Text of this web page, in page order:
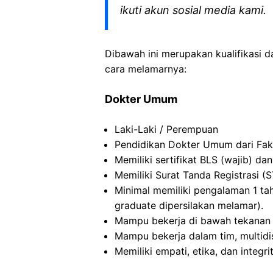
ikuti akun sosial media kami.
Dibawah ini merupakan kualifikasi
cara melamarnya:
Dokter Umum
Laki-Laki / Perempuan
Pendidikan Dokter Umum dari
Memiliki sertifikat BLS (wajib)
Memiliki Surat Tanda Registrasi
Minimal memiliki pengalaman 1
graduate dipersilakan melamar).
Mampu bekerja di bawah tekanan
Mampu bekerja dalam tim, m
Memiliki empati, etika, dan